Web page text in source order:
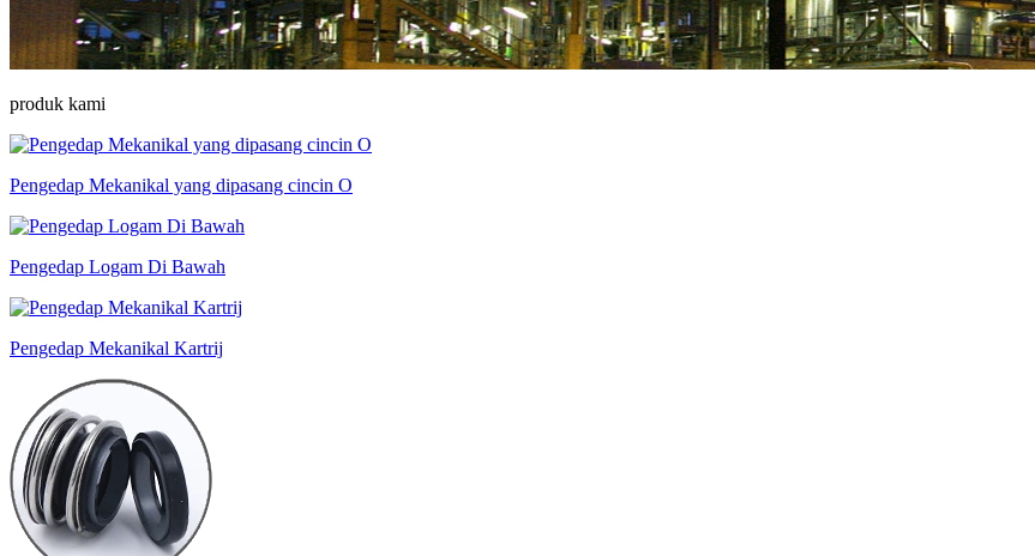
produk kami
Pengedap Mekanikal yang dipasang cincin O
Pengedap Logam Di Bawah
Pengedap Mekanikal Kartrij